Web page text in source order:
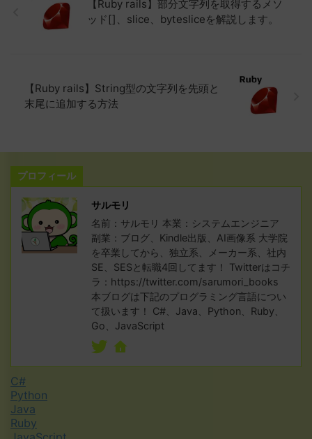
【Ruby rails】部分文字列を取得するメソ
ッド[]、slice、bytesliceを解説します。
【Ruby rails】String型の文字列を先頭と
末尾に追加する方法
プロフィール
サルモリ
名前：サルモリ 本業：システムエンジニア
副業：ブログ、Kindle出版、AI画像系 大学院
を卒業してから、独立系、メーカー系、社内
SE、SESと転職4回してます！ Twitterはコチ
ラ：https://twitter.com/sarumori_books
本ブログは下記のプログラミング言語につい
て扱います！ C#、Java、Python、Ruby、
Go、JavaScript
C#
Python
Java
Ruby